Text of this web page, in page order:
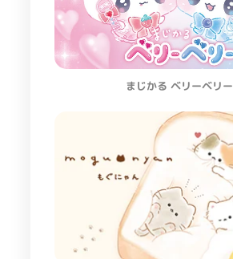
まじかる ベリーベリー